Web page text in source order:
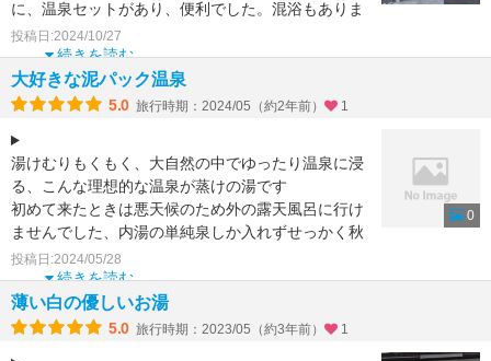
に、温泉セットがあり、便利でした。混浴もありま
したが、女湯に。内
続きを読む
投稿日:2024/10/27
大好きな泥パック温泉
5.0 旅行時期：2024/05（約2年前） 1
湯けむりもくもく、大自然の中でゆったり温泉に浸
る、こんな理想的な温泉が蒸けの湯です
初めて来たときは悪天候のため外の露天風呂に行け
ませんでした、内湯の単純泉しか入れずせっかく秋
田まで来たのに、とがっ
続きを読む
投稿日:2024/05/28
0
薄い白の優しいお湯
5.0 旅行時期：2023/05（約3年前） 1